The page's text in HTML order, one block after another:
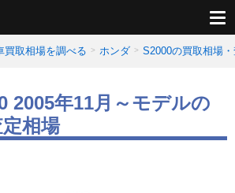
買取相場を調べる ホンダ S2000の買取相場
2005年11月～モデルの
相場